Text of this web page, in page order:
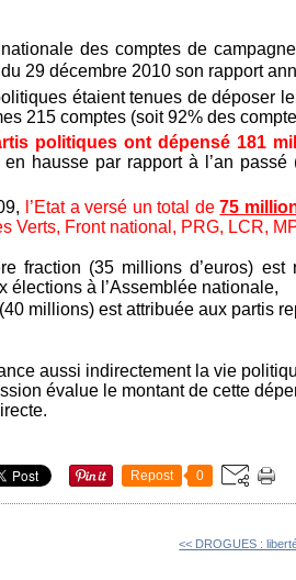
des comptes de
du 29 décembre 2010 son rapport
étaient tenues de déposer
215 comptes (soit 92% des
politiques ont dépensé 181
en hausse par rapport à l’an
l’Etat a versé un total de75
Verts, Front national, PRG, LCR,
fraction (35 millions d’euros)
élections à l’Assemblée nationale,
millions) est attribuée aux partis
aussi indirectement la vie
évalue le montant de cette
Repost 0
<< DROGUES :